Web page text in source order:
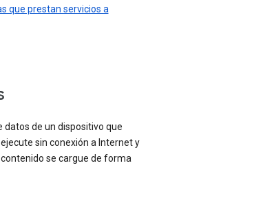
que prestan servicios a
datos de un dispositivo que
sin conexión a Internet y
se cargue de forma